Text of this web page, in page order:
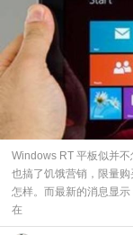
Windows RT 平板似并
也搞了饥饿营销，限量
怎样。而最新的消息显
在